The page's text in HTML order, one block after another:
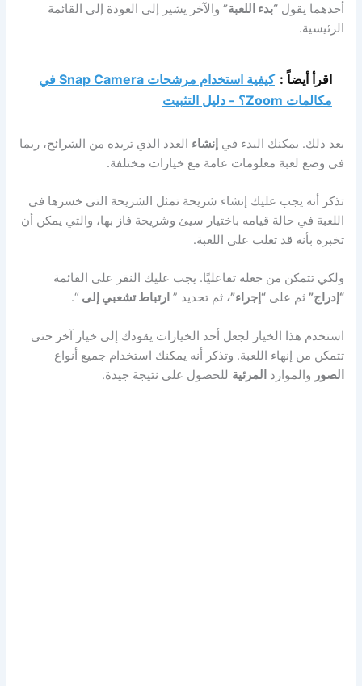
أحدهما يقول“بدء اللعبة” والآخر يشير إلى العودة إلى القائمة
الرئيسية.
اقرأ أيضاً :
كيفية استخدام مرشحات Snap Camera في
مكالمات Zoom؟ - دليل التثبيت
بعد ذلك. يمكنك البدء فيإنشاء العدد الذي تريده من الشرائح، ربما
في وضع لعبة معلومات عامة مع خيارات مختلفة.
تذكر أنه يجب عليك إنشاء شريحة تمثل الشريحة التي خسرها في
اللعبة في حالة قيامه باختيار سيئ وشريحة فاز بها، والتي يمكن أن
تخبره بأنه قد تغلب على اللعبة.
ولكي تتمكن من جعله تفاعليًا. يجب عليك النقر على القائمة
“إدراج” ثم على“إجراء”، ثم تحديد ” ارتباط تشعبي إلى “.
استخدم هذا الخيار لجعل أحد الخيارات يقودك إلى خيار آخر حتى
تتمكن من إنهاء اللعبة. وتذكر أنه يمكنك استخدام جميع أنواع
الصور والموارد المرئية للحصول على نتيجة جيدة.